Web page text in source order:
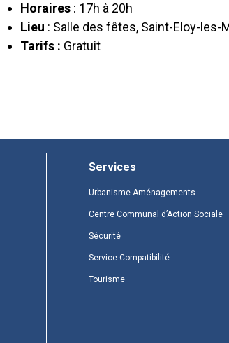
Horaires : 17h à 20h
Lieu : Salle des fêtes, Saint-Eloy-les-
Tarifs : Gratuit
Services
Urbanisme Aménagements
Centre Communal d’Action Sociale
Sécurité
Service Compatibilité
Tourisme